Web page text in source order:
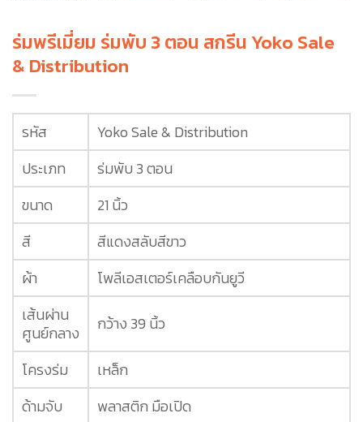
ร่มพรีเมี่ยม ร่มพับ 3 ตอน สกรีน Yoko Sale
& Distribution
รหัส
Yoko Sale & Distribution
ประเภท
ร่มพับ 3 ตอน
ขนาด
21 นิ้ว
สี
สีแดงสลับสีขาว
ผ้า
โพลีเอสเตอร์เคลือบกันยูวี
เส้นผ่าน
ศูนย์กลาง
กว้าง 39 นิ้ว
โครงร่ม
เหล็ก
ด้ามจับ
พลาสติก มือเปิด